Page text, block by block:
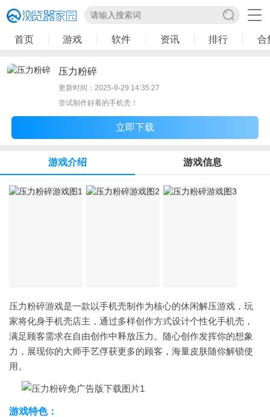
首页 游戏 软件 资讯 排行 合
压力粉碎
更新时间：2025-9-29 14:35:27
尝试制作好看的手机壳！
立即下载
游戏介绍 游戏信息
压力粉碎游戏是一款以手机壳制作为核心的休闲解压游戏，玩
家将化身手机壳店主，通过多样创作方式设计个性化手机壳，
满足顾客需求在自由创作中释放压力。随心创作发挥你的想象
力，展现你的大师手艺俘获更多的顾客，海量皮肤随你解锁使
用。
游戏特色：